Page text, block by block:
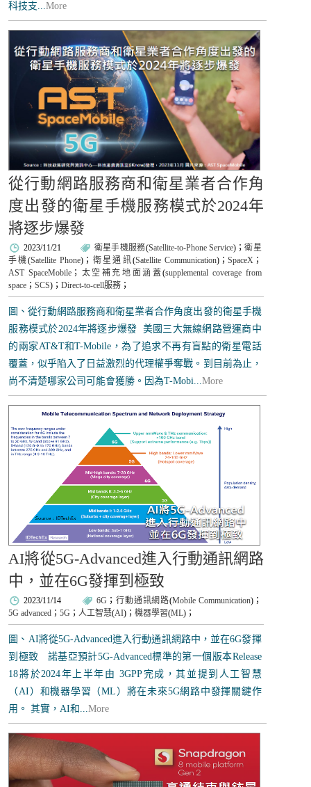
科技支...More
從行動網路服務商和衛星業者合作角
度出發的衛星手機服務模式於2024年
將逐步爆發
2023/11/21 衛星手機服務(Satellite-to-Phone Service)； 衛星
手機(Satellite Phone)； 衛星通訊(Satellite Communication)； SpaceX；
AST SpaceMobile； 太空補充地面涵蓋(supplemental coverage from
space ；SCS)；Direct-to-cell服務 ；
圖、從行動網路服務商和衛星業者合作角度出發的衛星手機
服務模式於2024年將逐步爆發 美國三大無線網路營運商中
的兩家AT&T和T-Mobile，為了追求不再有盲點的衛星電話
覆蓋，似乎陷入了日益激烈的代理權爭奪戰。到目前為止，
尚不清楚哪家公司可能會獲勝。因為T-Mobi...More
AI將從5G-Advanced進入行動通訊網路
中，並在6G發揮到極致
2023/11/14 6G ； 行動通訊網路(Mobile Communication)；
5G advanced ；5G ；人工智慧(AI)；機器學習(ML)；
圖、AI將從5G-Advanced進入行動通訊網路中，並在6G發揮
到極致 諾基亞預計5G-Advanced標準的第一個版本Release
18將於2024年上半年由 3GPP完成，其並提到人工智慧
（AI）和機器學習（ML）將在未來5G網路中發揮關鍵作
用。 其實，AI和...More